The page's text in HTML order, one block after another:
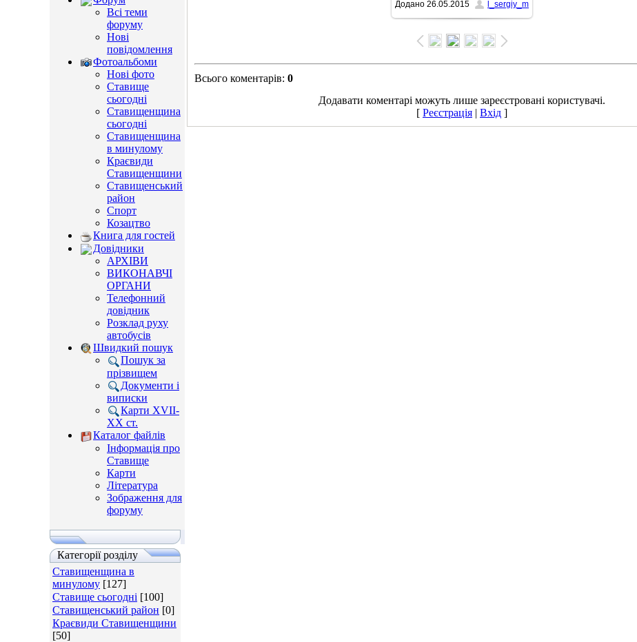
Всі теми
форуму
Нові
повідомлення
Фотоальбоми
Нові фото
Ставище
сьогодні
Ставищенщина
сьогодні
Ставищенщина
в минулому
Краєвиди
Ставищенщини
Ставищенський
район
Спорт
Козацтво
Книга для гостей
Довідники
АРХІВИ
ВИКОНАВЧІ
ОРГАНИ
Телефонний
довідник
Розклад руху
автобусів
Швидкий пошук
Пошук за
прізвищем
Документи і
виписки
Карти XVII-
XX ст.
Каталог файлів
Інформація про
Ставище
Карти
Література
Зображення для
форуму
Категорії розділу
Ставищенщина в
минулому [127]
Ставище сьогодні [100]
Ставищенський район [0]
Краєвиди Ставищенщини
[50]
1500x1125/ 294.0Kb
Додано 26.05.2015 l_sergiy_m
Всього коментарів: 0
Додавати коментарі можуть лише зареєстровані користувачі.
[ Реєстрація | Вхід ]